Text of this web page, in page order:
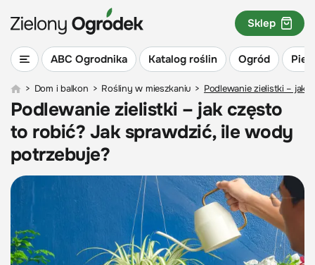
ABC Ogrodnika Katalog roślin Ogród
Sklep
> Dom i balkon > Rośliny w mieszkaniu > Podlewanie zielistki – jak
Podlewanie zielistki – jak często
to robić? Jak sprawdzić, ile wody
potrzebuje?